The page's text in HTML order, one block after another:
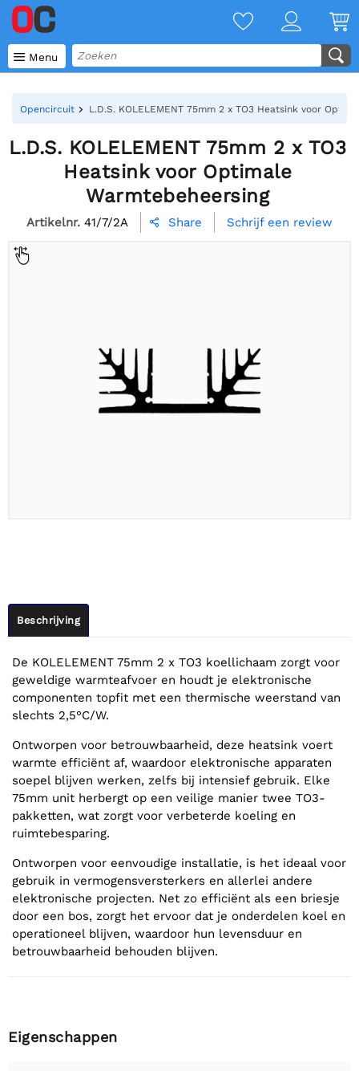
 Menu
Opencircuit L.D.S. KOLELEMENT 75mm 2 x TO3 Heatsink voor
L.D.S. KOLELEMENT 75mm 2 x TO3
Heatsink voor Optimale
Warmtebeheersing
Artikelnr. 41/7/2A  Share Schrijf een review
Beschrijving
De KOLELEMENT 75mm 2 x TO3 koellichaam zorgt voor
geweldige warmteafvoer en houdt je elektronische
componenten topfit met een thermische weerstand van
slechts 2,5°C/W.
Ontworpen voor betrouwbaarheid, deze heatsink voert
warmte efficiënt af, waardoor elektronische apparaten
soepel blijven werken, zelfs bij intensief gebruik. Elke
75mm unit herbergt op een veilige manier twee TO3-
pakketten, wat zorgt voor verbeterde koeling en
ruimtebesparing.
Ontworpen voor eenvoudige installatie, is het ideaal voor
gebruik in vermogensversterkers en allerlei andere
elektronische projecten. Net zo efficiënt als een briesje
door een bos, zorgt het ervoor dat je onderdelen koel en
operationeel blijven, waardoor hun levensduur en
betrouwbaarheid behouden blijven.
Eigenschappen